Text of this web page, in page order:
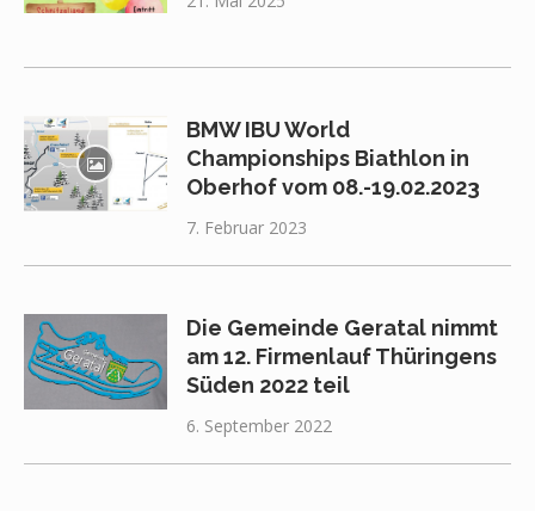
BMW IBU World
Championships Biathlon in
Oberhof vom 08.-19.02.2023
7. Februar 2023
Die Gemeinde Geratal nimmt
am 12. Firmenlauf Thüringens
Süden 2022 teil
6. September 2022